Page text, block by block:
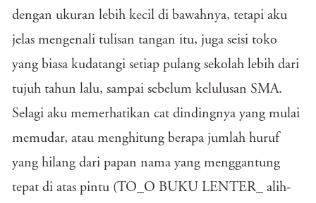
dengan ukuran lebih kecil di bawahnya, tetapi aku
jelas mengenali tulisan tangan itu, juga seisi toko
yang biasa kudatangi setiap pulang sekolah lebih dari
tujuh tahun lalu, sampai sebelum kelulusan SMA.
Selagi aku memerhatikan cat dindingnya yang mulai
memudar, atau menghitung berapa jumlah huruf
yang hilang dari papan nama yang menggantung
tepat di atas pintu (TO_O BUKU LENTER_ alih-